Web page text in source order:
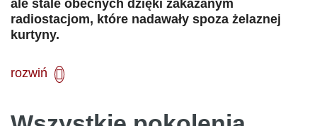
ale stale obecnych dzięki zakazanym
radiostacjom, które nadawały spoza żelaznej
kurtyny.
rozwiń 